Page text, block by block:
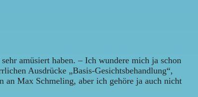
amüsiert haben. – Ich wundere mich ja schon
Ausdrücke „Basis-Gesichtsbehandlung“,
an Max Schmeling, aber ich gehöre ja auch nicht